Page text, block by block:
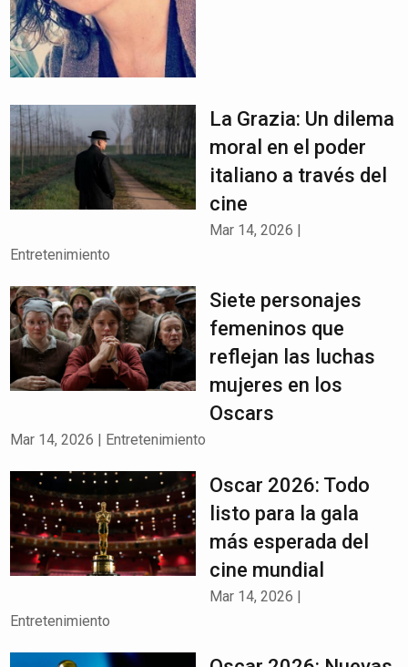
La Grazia: Un dilema
moral en el poder
italiano a través del
cine
Mar 14, 2026 |
Entretenimiento
Siete personajes
femeninos que
reflejan las luchas
mujeres en los
Oscars
Mar 14, 2026 | Entretenimiento
Oscar 2026: Todo
listo para la gala
más esperada del
cine mundial
Mar 14, 2026 |
Entretenimiento